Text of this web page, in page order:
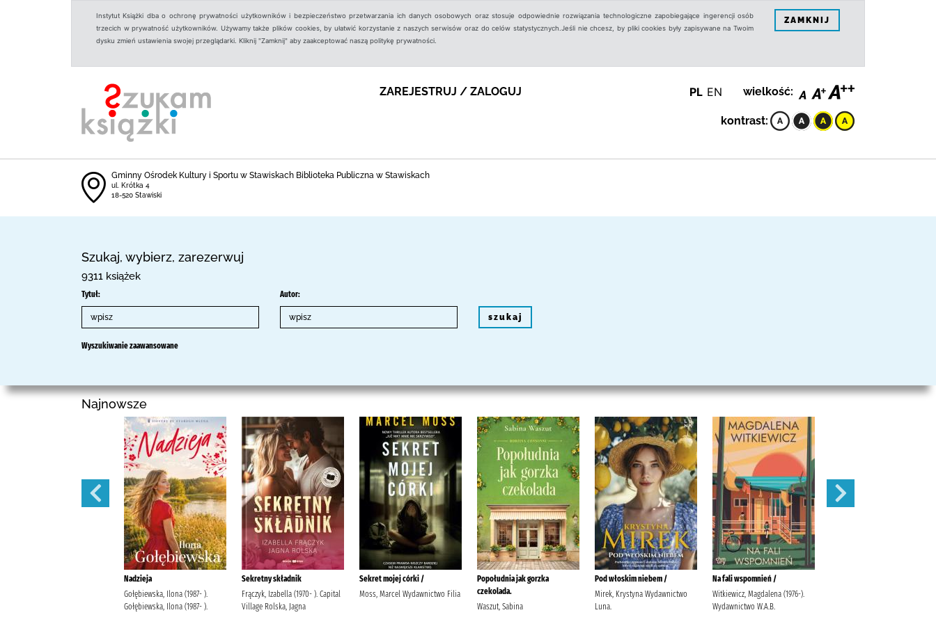
Instytut Książki dba o ochronę prywatności użytkowników i bezpieczeństwo przetwarzania ich danych osobowych oraz stosuje odpowiednie rozwiązania technologiczne zapobiegające ingerencji osób
trzecich w prywatność użytkowników. Używamy także plików cookies, by ułatwić korzystanie z naszych serwisów oraz do celów statystycznych.Jeśli nie chcesz, by pliki cookies były zapisywane na Twoim
dysku zmień ustawienia swojej przeglądarki. Kliknij "Zamknij" aby zaakceptować naszą politykę prywatności.
ZAMKNIJ
ZAREJESTRUJ / ZALOGUJ PL EN wielkość:
kontrast:
Gminny Ośrodek Kultury i Sportu w Stawiskach Biblioteka Publiczna w Stawiskach
ul. Krótka 4
18-520 Stawiski
Szukaj, wybierz, zarezerwuj
9311 książek
Tytuł: Autor:
szukaj
Wyszukiwanie zaawansowane
Najnowsze
Nadzieja
Gołębiewska, Ilona (1987- ).
Gołębiewska, Ilona (1987- ).
Sekretny składnik
Frączyk, Izabella (1970- ). Capital
Village Rolska, Jagna
Sekret mojej córki /
Moss, Marcel Wydawnictwo Filia
Popołudnia jak gorzka
czekolada.
Waszut, Sabina
Pod włoskim niebem /
Mirek, Krystyna Wydawnictwo
Luna.
Na fali wspomnień /
Witkiewicz, Magdalena (1976-).
Wydawnictwo W.A.B.